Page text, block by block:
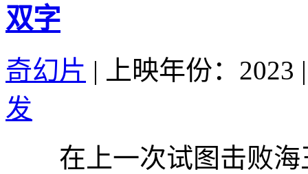
双字
奇幻片 | 上映年份：2023 |
发
在上一次试图击败海王